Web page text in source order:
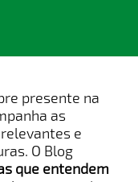
presente na
as
e
O Blog
que entendem